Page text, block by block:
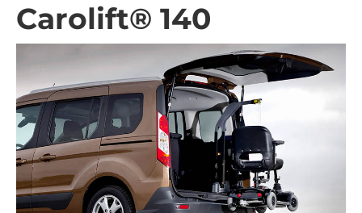
Carolift® 140